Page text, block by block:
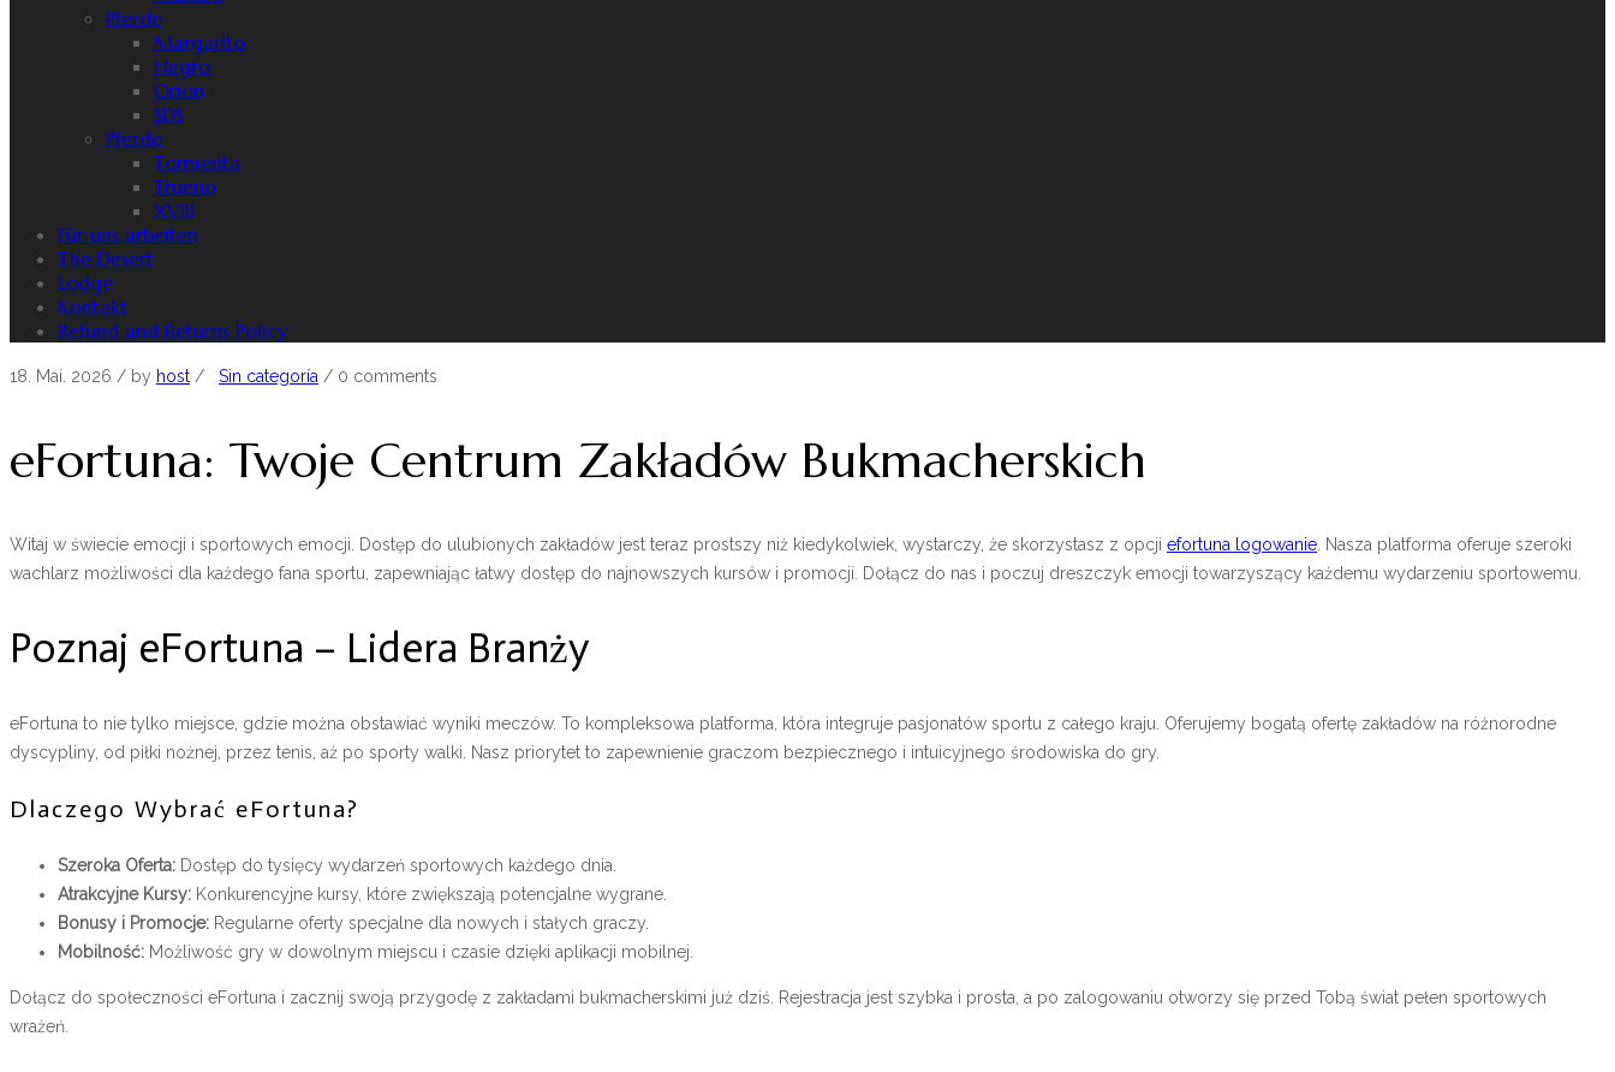
Pferde
Margarito
Negro
Orion
SDS
Pferde
Tormenta
Trueno
XVIII
Für uns arbeiten
The Desert
Lodge
Kontakt
Refund and Returns Policy
18. Mai. 2026 / by host / Sin categoría / 0 comments
eFortuna: Twoje Centrum Zakładów Bukmacherskich
Witaj w świecie emocji i sportowych emocji. Dostęp do ulubionych zakładów jest teraz prostszy niż kiedykolwiek, wystarczy, że skorzystasz z opcji efortuna logowanie. Nasza platforma oferuje szeroki
wachlarz możliwości dla każdego fana sportu, zapewniając łatwy dostęp do najnowszych kursów i promocji. Dołącz do nas i poczuj dreszczyk emocji towarzyszący każdemu wydarzeniu sportowemu.
Poznaj eFortuna – Lidera Branży
eFortuna to nie tylko miejsce, gdzie można obstawiać wyniki meczów. To kompleksowa platforma, która integruje pasjonatów sportu z całego kraju. Oferujemy bogatą ofertę zakładów na różnorodne
dyscypliny, od piłki nożnej, przez tenis, aż po sporty walki. Nasz priorytet to zapewnienie graczom bezpiecznego i intuicyjnego środowiska do gry.
Dlaczego Wybrać eFortuna?
Szeroka Oferta: Dostęp do tysięcy wydarzeń sportowych każdego dnia.
Atrakcyjne Kursy: Konkurencyjne kursy, które zwiększają potencjalne wygrane.
Bonusy i Promocje: Regularne oferty specjalne dla nowych i stałych graczy.
Mobilność: Możliwość gry w dowolnym miejscu i czasie dzięki aplikacji mobilnej.
Dołącz do społeczności eFortuna i zacznij swoją przygodę z zakładami bukmacherskimi już dziś. Rejestracja jest szybka i prosta, a po zalogowaniu otworzy się przed Tobą świat pełen sportowych
wrażeń.